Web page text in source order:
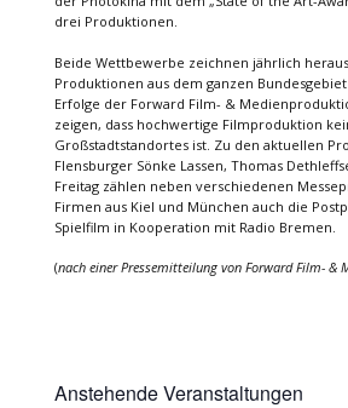
drei Produktionen.
Beide Wettbewerbe zeichnen jährlich
Produktionen aus dem ganzen
Erfolge der Forward Film- &
zeigen, dass hochwertige Filmproduktion
Großstadtstandortes ist. Zu den aktuellen
Flensburger Sönke Lassen, Thomas
Freitag zählen neben verschiedenen
Firmen aus Kiel und München auch die
Spielfilm in Kooperation mit Radio Bremen.
(nach einer Pressemitteilung von Forward Film- &
Anstehende Veranstaltungen